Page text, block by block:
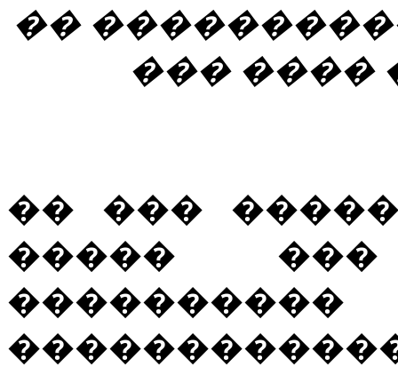
��
��� ����
�� ���
����� ���